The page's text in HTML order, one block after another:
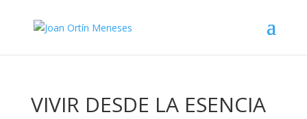
VIVIR DESDE LA ESENCIA